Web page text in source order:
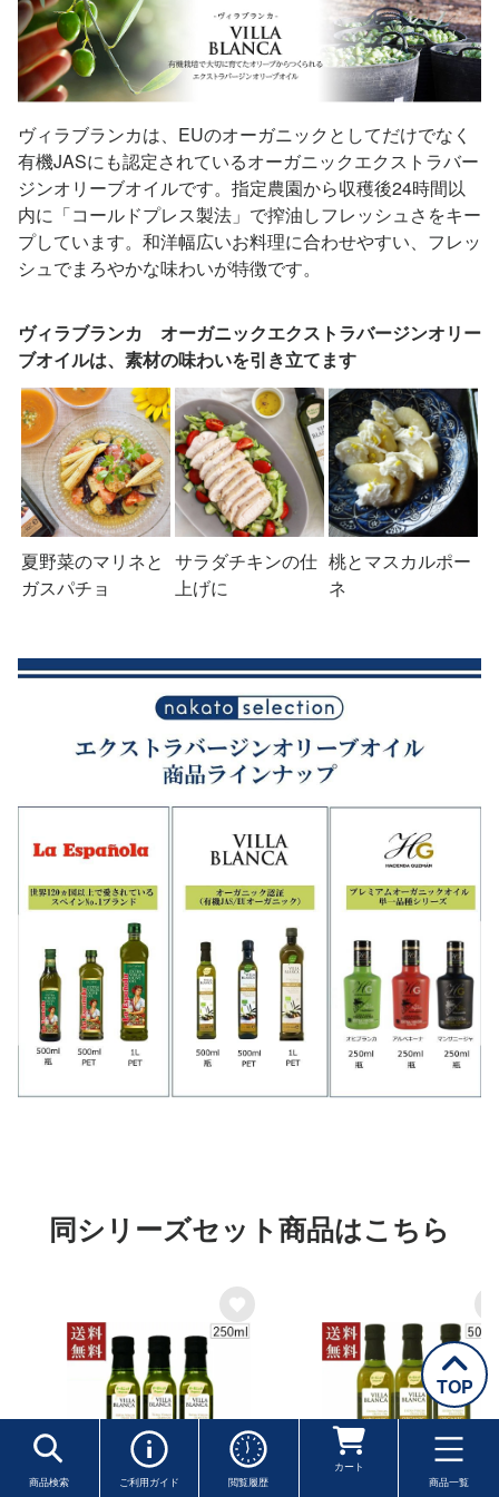
TOP
商品検索 ご利用ガイド 閲覧履歴
カート
商品一覧
ヴィラブランカは、EUのオーガニックとしてだけでなく
有機JASにも認定されているオーガニックエクストラバー
ジンオリーブオイルです。指定農園から収穫後24時間以
内に「コールドプレス製法」で搾油しフレッシュさをキー
プしています。和洋幅広いお料理に合わせやすい、フレッ
シュでまろやかな味わいが特徴です。
ヴィラブランカ オーガニックエクストラバージンオリー
ブオイルは、素材の味わいを引き立てます
夏野菜のマリネと
ガスパチョ
サラダチキンの仕
上げに
桃とマスカルポー
ネ
同シリーズセット商品はこちら